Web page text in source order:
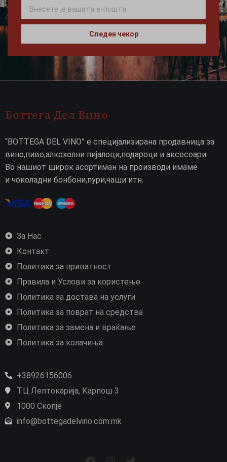
Следен чекор
Боттега Дел Вино
“BOTTEGA DEL VINO” е специјализирана продавница за
вино,пиво,алкохолни пијалоци,подароци и аксесоари.
Во нашиот широк асортиман на производи имаме
и чоколадни бонбони,пури,чаши итн.
За Нас
Контакт
Политика за приватност
Правила и Услови за користење
Политика за достава на услуги
Политика за поврат на средства
Политика за замена и враќање
Политика за колачиња
+38926156006
Т.Ц Лептокарија, Карпош 3
1000 Скопје
info@bottegadelvino.com.mk